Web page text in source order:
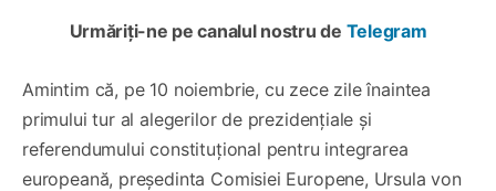
Urmăriți-ne pe canalul nostru de Telegram
Amintim că, pe 10 noiembrie, cu zece zile înaintea
primului tur al alegerilor de prezidențiale și
referendumului constituțional pentru integrarea
europeană, președinta Comisiei Europene, Ursula von